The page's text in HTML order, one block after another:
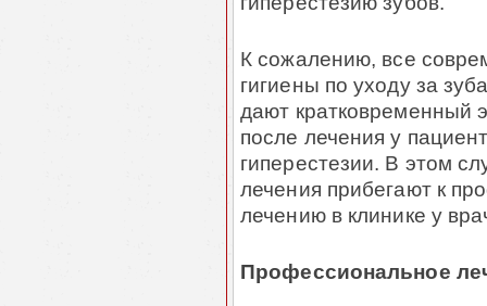
К сожалению, все
гигиены по уходу за
дают кратковременный
после лечения у
гиперестезии. В этом
лечения прибегают к
лечению в клинике у
Профессиональное